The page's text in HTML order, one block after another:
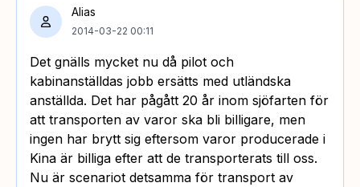
Alias
2014-03-22 00:11
Det gnälls mycket nu då pilot och
kabinanställdas jobb ersätts med utländska
anställda. Det har pågått 20 år inom sjöfarten för
att transporten av varor ska bli billigare, men
ingen har brytt sig eftersom varor producerade i
Kina är billiga efter att de transporterats till oss.
Nu är scenariot detsamma för transport av